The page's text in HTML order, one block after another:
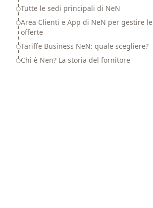
Tutte le sedi principali di NeN
Area Clienti e App di NeN per gestire le
offerte
Tariffe Business NeN: quale scegliere?
Chi è Nen? La storia del fornitore